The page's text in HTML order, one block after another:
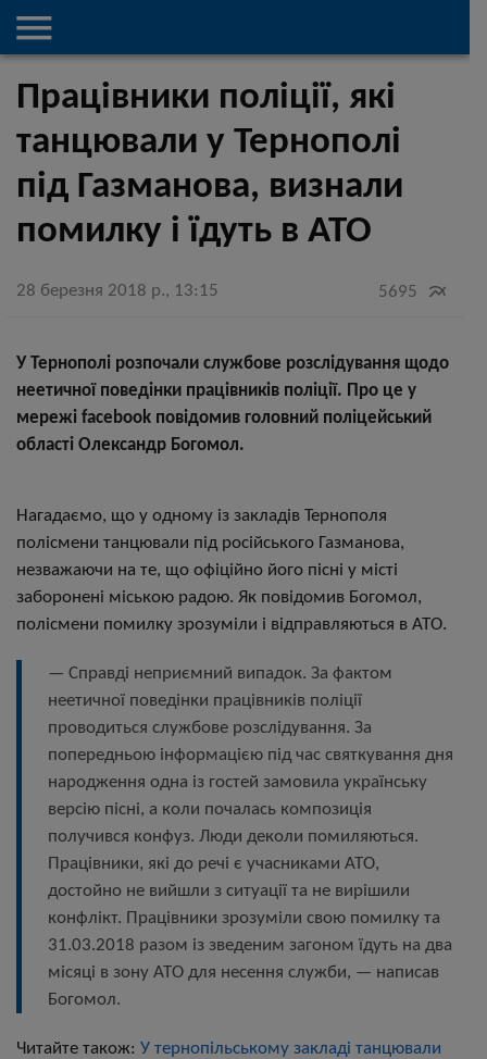

Працівники поліції, які
танцювали у Тернополі
під Газманова, визнали
помилку і їдуть в АТО
28 березня 2018 р., 13:15 5695 
У Тернополі розпочали службове розслідування щодо
неетичної поведінки працівників поліції. Про це у
мережі facebook повідомив головний поліцейський
області Олександр Богомол.
Нагадаємо, що у одному із закладів Тернополя
полісмени танцювали під російського Газманова,
незважаючи на те, що офіційно його пісні у місті
заборонені міською радою. Як повідомив Богомол,
полісмени помилку зрозуміли і відправляються в АТО.
— Справді неприємний випадок. За фактом
неетичної поведінки працівників поліції
проводиться службове розслідування. За
попередньою інформацією під час святкування дня
народження одна із гостей замовила українську
версію пісні, а коли почалась композиція
получився конфуз. Люди деколи помиляються.
Працівники, які до речі є учасниками АТО,
достойно не вийшли з ситуації та не вирішили
конфлікт. Працівники зрозуміли свою помилку та
31.03.2018 разом із зведеним загоном їдуть на два
місяці в зону АТО для несення служби, — написав
Богомол.
Читайте також: У тернопільському закладі танцювали